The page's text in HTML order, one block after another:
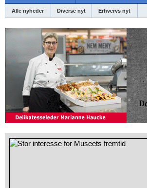
Alle nyheder Diverse nyt Erhvervs nyt